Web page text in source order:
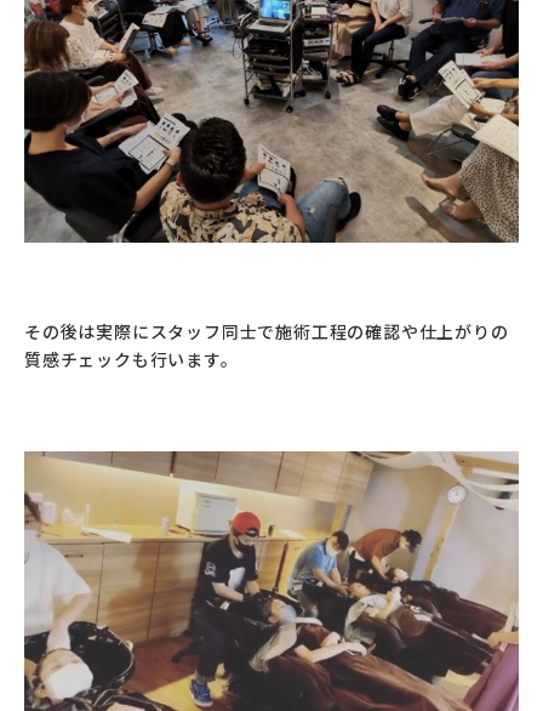
その後は実際にスタッフ同士で施術工程の確認や仕上がりの
質感チェックも行います。